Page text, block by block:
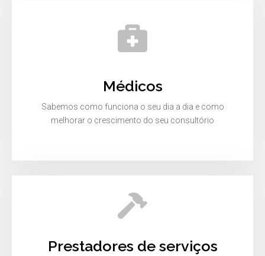
Médicos
Sabemos como funciona o seu dia a dia e como
melhorar o crescimento do seu consultório
Prestadores de serviços